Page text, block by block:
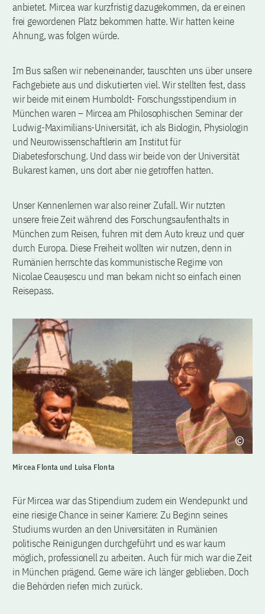
anbietet. Mircea war kurzfristig dazugekommen, da er einen
frei gewordenen Platz bekommen hatte. Wir hatten keine
Ahnung, was folgen würde.
Im Bus saßen wir nebeneinander, tauschten uns über unsere
Fachgebiete aus und diskutierten viel. Wir stellten fest, dass
wir beide mit einem Humboldt- Forschungsstipendium in
München waren – Mircea am Philosophischen Seminar der
Ludwig-Maximilians-Universität, ich als Biologin, Physiologin
und Neurowissenschaftlerin am Institut für
Diabetesforschung. Und dass wir beide von der Universität
Bukarest kamen, uns dort aber nie getroffen hatten.
Unser Kennenlernen war also reiner Zufall. Wir nutzten
unsere freie Zeit während des Forschungsaufenthalts in
München zum Reisen, fuhren mit dem Auto kreuz und quer
durch Europa. Diese Freiheit wollten wir nutzen, denn in
Rumänien herrschte das kommunistische Regime von
Nicolae Ceaușescu und man bekam nicht so einfach einen
Reisepass.
Mircea Flonta und Luisa Flonta
Für Mircea war das Stipendium zudem ein Wendepunkt und
eine riesige Chance in seiner Karriere: Zu Beginn seines
Studiums wurden an den Universitäten in Rumänien
politische Reinigungen durchgeführt und es war kaum
möglich, professionell zu arbeiten. Auch für mich war die Zeit
in München prägend. Gerne wäre ich länger geblieben. Doch
die Behörden riefen mich zurück.